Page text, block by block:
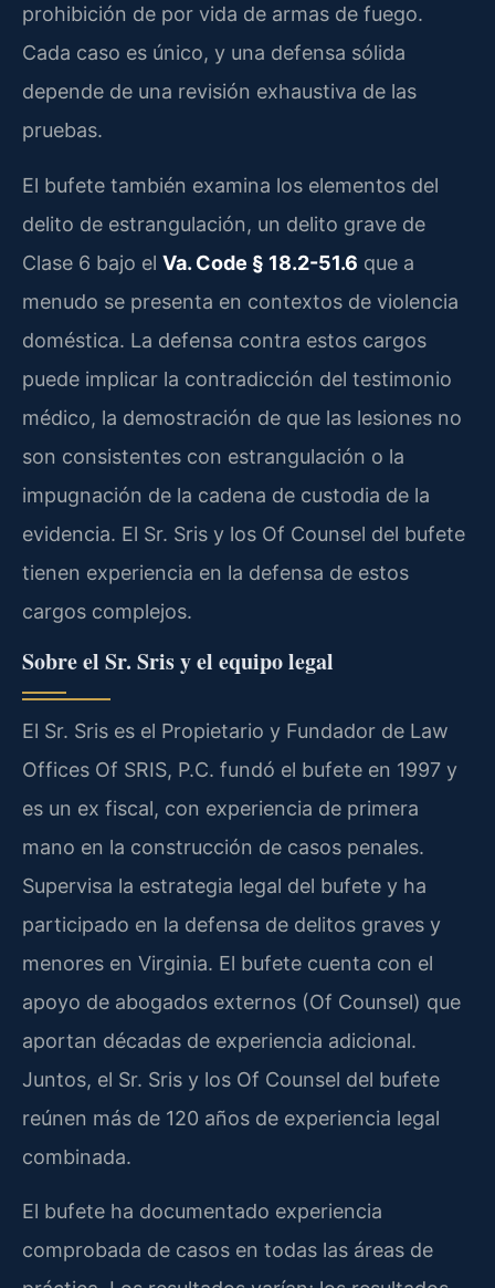
prohibición de por vida de armas de fuego.
Cada caso es único, y una defensa sólida
depende de una revisión exhaustiva de las
pruebas.
El bufete también examina los elementos del
delito de estrangulación, un delito grave de
Clase 6 bajo el Va. Code § 18.2-51.6 que a
menudo se presenta en contextos de violencia
doméstica. La defensa contra estos cargos
puede implicar la contradicción del testimonio
médico, la demostración de que las lesiones no
son consistentes con estrangulación o la
impugnación de la cadena de custodia de la
evidencia. El Sr. Sris y los Of Counsel del bufete
tienen experiencia en la defensa de estos
cargos complejos.
Sobre el Sr. Sris y el equipo legal
El Sr. Sris es el Propietario y Fundador de Law
Offices Of SRIS, P.C. fundó el bufete en 1997 y
es un ex fiscal, con experiencia de primera
mano en la construcción de casos penales.
Supervisa la estrategia legal del bufete y ha
participado en la defensa de delitos graves y
menores en Virginia. El bufete cuenta con el
apoyo de abogados externos (Of Counsel) que
aportan décadas de experiencia adicional.
Juntos, el Sr. Sris y los Of Counsel del bufete
reúnen más de 120 años de experiencia legal
combinada.
El bufete ha documentado experiencia
comprobada de casos en todas las áreas de